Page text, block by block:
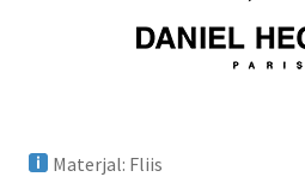
Materjal: Fliis